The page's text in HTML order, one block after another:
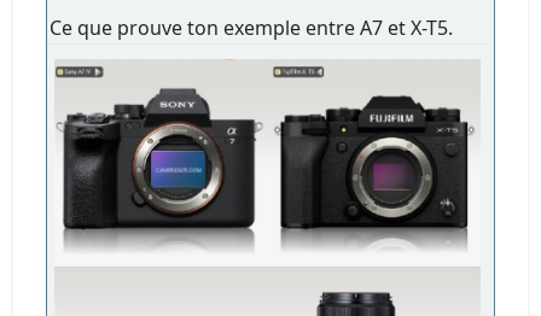
Ce que prouve ton exemple entre A7 et X-T5.